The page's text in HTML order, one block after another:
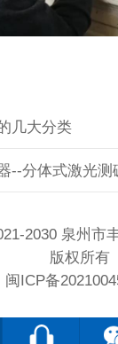
几大分类
--分体式激光测
2030 泉州市
版权所有
闽ICP备